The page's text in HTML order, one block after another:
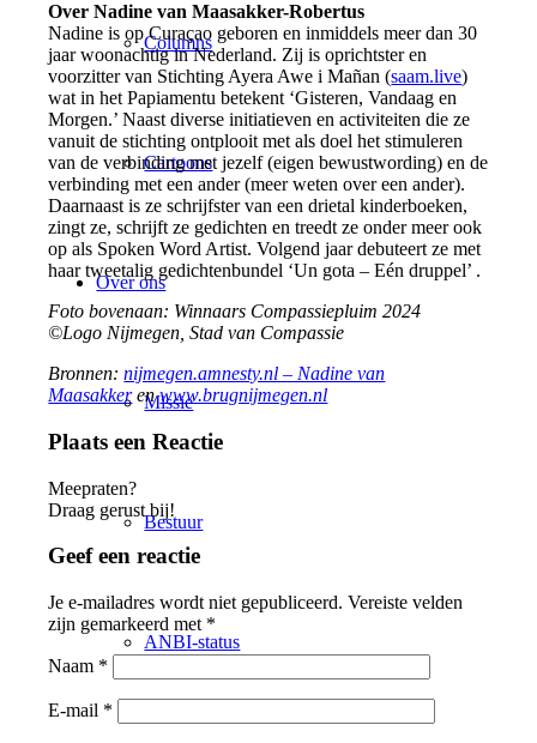
Columns
Cartoons
Over ons
Missie
Bestuur
ANBI-status
Over Nadine van Maasakker-Robertus
Nadine is op Curaçao geboren en inmiddels meer dan 30
jaar woonachtig in Nederland. Zij is oprichtster en
voorzitter van Stichting Ayera Awe i Mañan (saam.live)
wat in het Papiamentu betekent ‘Gisteren, Vandaag en
Morgen.’ Naast diverse initiatieven en activiteiten die ze
vanuit de stichting ontplooit met als doel het stimuleren
van de verbinding met jezelf (eigen bewustwording) en de
verbinding met een ander (meer weten over een ander).
Daarnaast is ze schrijfster van een drietal kinderboeken,
zingt ze, schrijft ze gedichten en treedt ze onder meer ook
op als Spoken Word Artist. Volgend jaar debuteert ze met
haar tweetalig gedichtenbundel ‘Un gota – Eén druppel’ .
Foto bovenaan: Winnaars Compassiepluim 2024
©Logo Nijmegen, Stad van Compassie
Bronnen:nijmegen.amnesty.nl – Nadine van
Maasakkerenwww.brugnijmegen.nl
Plaats een Reactie
Meepraten?
Draag gerust bij!
Geef een reactie
Je e-mailadres wordt niet gepubliceerd. Vereiste velden
zijn gemarkeerd met *
Naam *
E-mail *